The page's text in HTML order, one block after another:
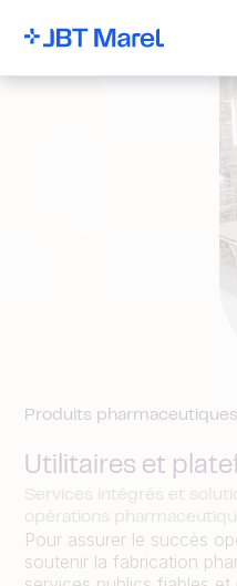
Produits
Utilitaires et
Services intégrés et
opérations
Pour assurer le succès
soutenir la fabrication